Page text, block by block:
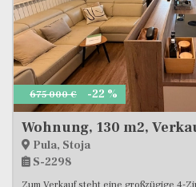
Medulin, Banjole
S-2052